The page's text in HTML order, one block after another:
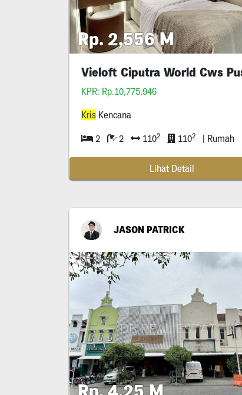
Rp. 2,556 M
KPR: Rp.10,775,946
Kris Kencana
2 2 1102 1102 | Rumah
Lihat Detail
JASON PATRICK